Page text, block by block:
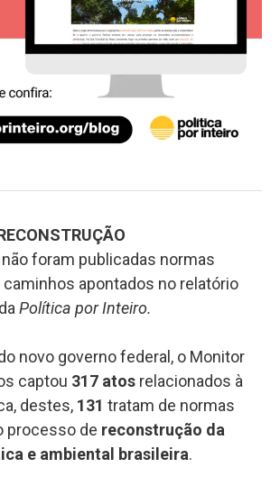
foram publicadas normas
apontados no relatório
da Política por Inteiro.
novo governo federal, o Monitor
captou 317 atos relacionados à
destes, 131 tratam de normas
processo de reconstrução da
e ambiental brasileira.